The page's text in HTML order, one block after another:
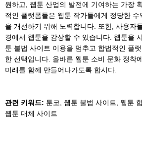
원하고, 웹툰 산업의 발전에 기여하는 가장
적인 플랫폼들은 웹툰 작가들에게 정당한
을 개선하기 위해 노력합니다. 또한, 사용자
경에서 웹툰을 감상할 수 있습니다. 웹툰을
툰 불법 사이트 이용을 멈추고 합법적인 플
한 선택입니다. 올바른 웹툰 소비 문화 정착
미래를 함께 만들어나가도록 합시다.
관련 키워드: 툰코, 웹툰 불법 사이트, 웹툰
웹툰 대체 사이트